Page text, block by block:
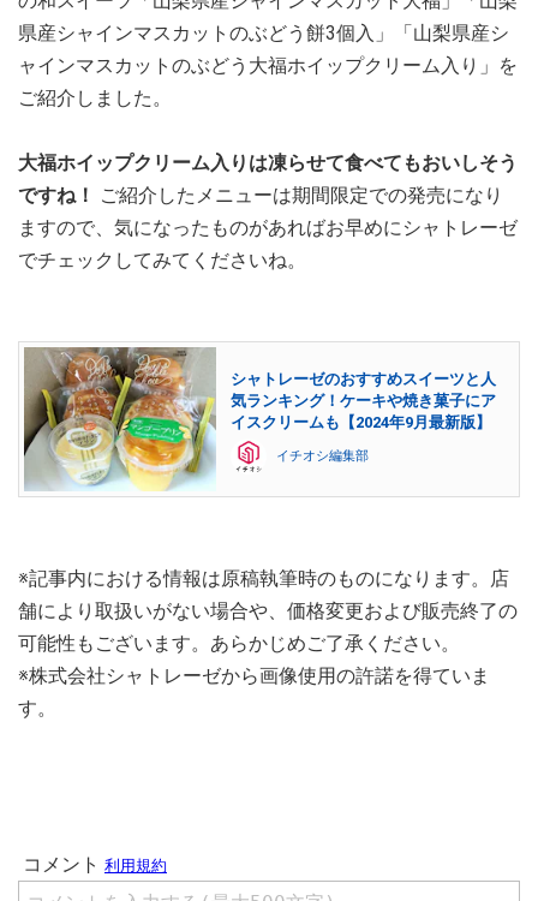
県産シャインマスカットのぶどう餅3個入」「山梨県産シ
ャインマスカットのぶどう大福ホイップクリーム入り」を
ご紹介しました。
大福ホイップクリーム入りは凍らせて食べてもおいしそう
ですね！
ご紹介したメニューは期間限定での発売になり
ますので、気になったものがあればお早めにシャトレーゼ
でチェックしてみてくださいね。
シャトレーゼのおすすめスイーツと人
気ランキング！ケーキや焼き菓子にア
イスクリームも【2024年9月最新版】
イチオシ編集部
※記事内における情報は原稿執筆時のものになります。店
舗により取扱いがない場合や、価格変更および販売終了の
可能性もございます。あらかじめご了承ください。
※株式会社シャトレーゼから画像使用の許諾を得ていま
す。